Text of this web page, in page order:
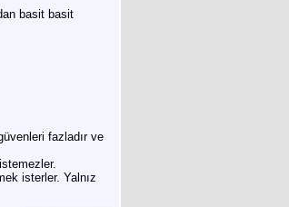
basit basit
fazladır ve
isterler. Yalnız